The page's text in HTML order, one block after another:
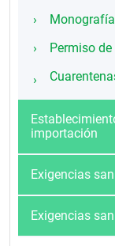
Permiso
importación
Exigencias
Exigencias